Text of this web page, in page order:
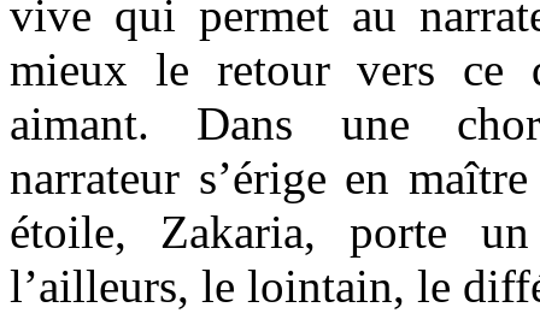
vive qui permet au
mieux le retour vers ce
aimant. Dans une
narrateur s’érige en
étoile, Zakaria, porte
l’ailleurs, le lointain, le